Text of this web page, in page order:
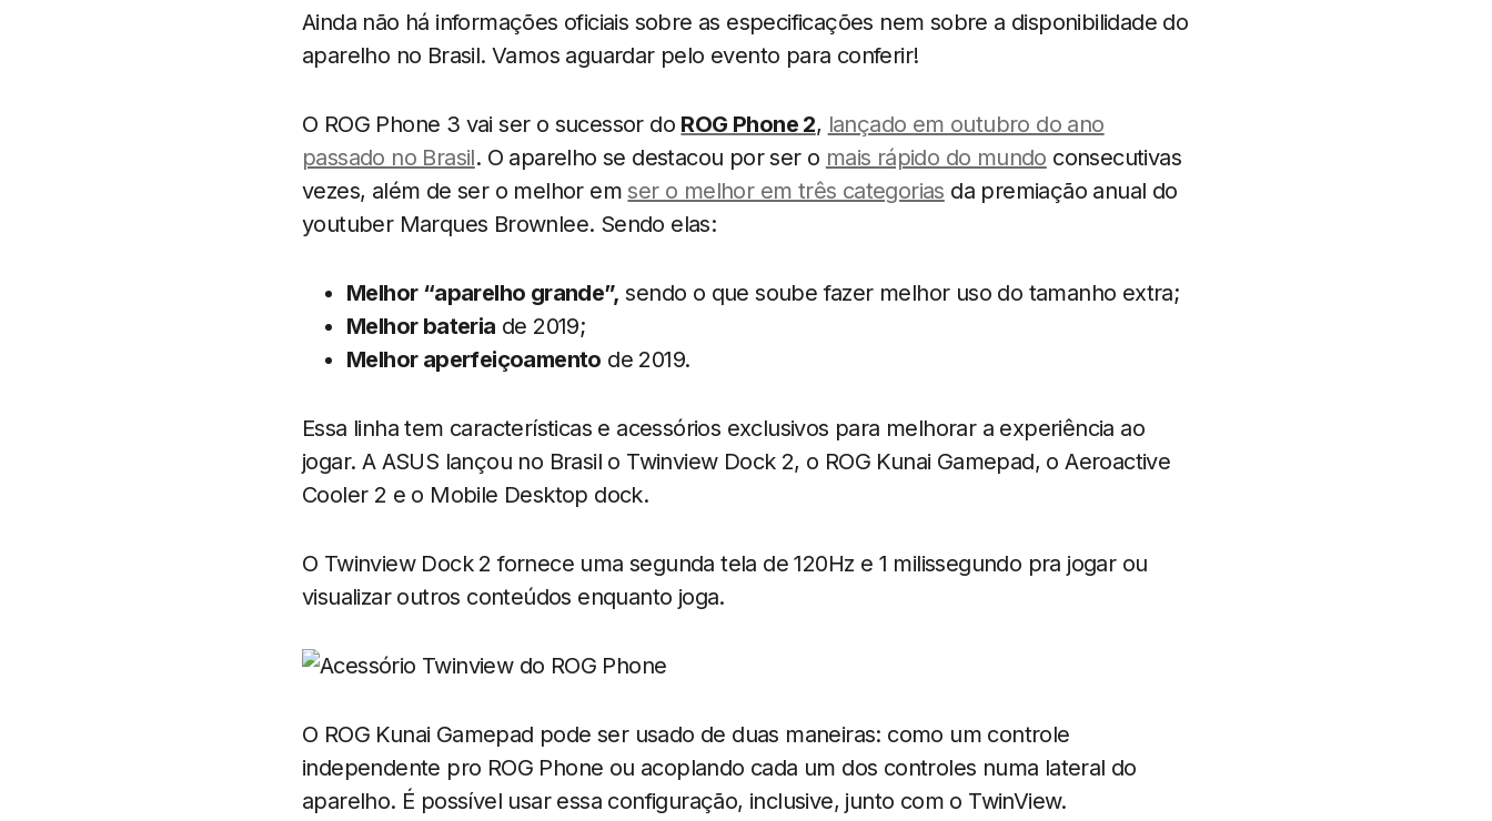
Ainda não há informações oficiais sobre as especificações nem sobre a disponibilidade do
aparelho no Brasil. Vamos aguardar pelo evento para conferir!
O ROG Phone 3 vai ser o sucessor do ROG Phone 2, lançado em outubro do ano
passado no Brasil. O aparelho se destacou por ser o mais rápido do mundo consecutivas
vezes, além de ser o melhor emser o melhor em três categorias da premiação anual do
youtuber Marques Brownlee. Sendo elas:
Melhor “aparelho grande”, sendo o que soube fazer melhor uso do tamanho extra;
Melhor bateria de 2019;
Melhor aperfeiçoamento de 2019.
Essa linha tem características e acessórios exclusivos para melhorar a experiência ao
jogar. A ASUS lançou no Brasil o Twinview Dock 2, o ROG Kunai Gamepad, o Aeroactive
Cooler 2 e o Mobile Desktop dock.
O Twinview Dock 2 fornece uma segunda tela de 120Hz e 1 milissegundo pra jogar ou
visualizar outros conteúdos enquanto joga.
O ROG Kunai Gamepad pode ser usado de duas maneiras: como um controle
independente pro ROG Phone ou acoplando cada um dos controles numa lateral do
aparelho. É possível usar essa configuração, inclusive, junto com o TwinView.